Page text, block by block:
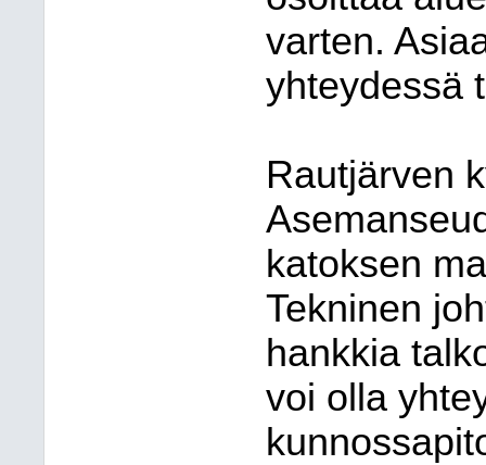
varten.
yhteydessä
Rautjärven
katoksen
Tekninen
hankkia
voi olla